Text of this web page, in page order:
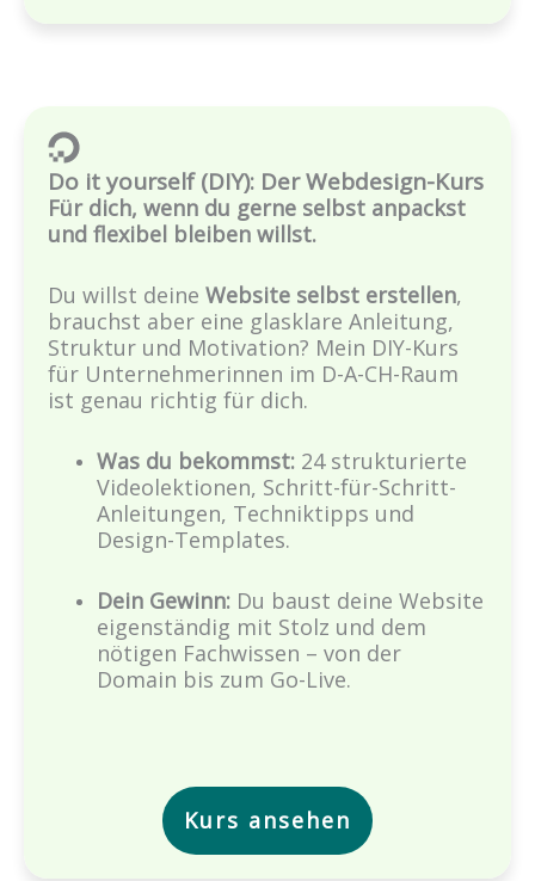
Do it yourself (DIY): Der Webdesign-Kurs
Für dich, wenn du gerne selbst anpackst
und flexibel bleiben willst.
Du willst deine Website selbst erstellen,
brauchst aber eine glasklare Anleitung,
Struktur und Motivation? Mein DIY-Kurs
für Unternehmerinnen im D-A-CH-Raum
ist genau richtig für dich.
Was du bekommst: 24 strukturierte
Videolektionen, Schritt-für-Schritt-
Anleitungen, Techniktipps und
Design-Templates.
Dein Gewinn: Du baust deine Website
eigenständig mit Stolz und dem
nötigen Fachwissen – von der
Domain bis zum Go-Live.
Kurs ansehen